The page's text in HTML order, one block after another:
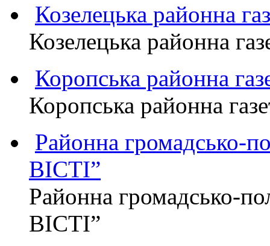
Козелецька районна
Козелецька районна
Коропська районна
Коропська районна
Районна громадсько-
ВІСТІ”
Районна громадсько-
ВІСТІ”